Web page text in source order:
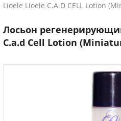
Lioele Lioele C.A.D CELL Lotion
Лосьон
C.a.d Cell Lotion